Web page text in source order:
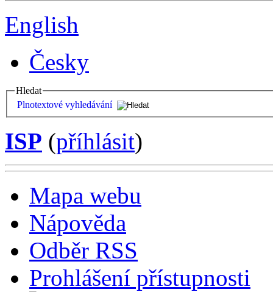
English
Česky
Hledat
Plnotextové vyhledávání
ISP (příhlásit)
Mapa webu
Nápověda
Odběr RSS
Prohlášení přístupnosti